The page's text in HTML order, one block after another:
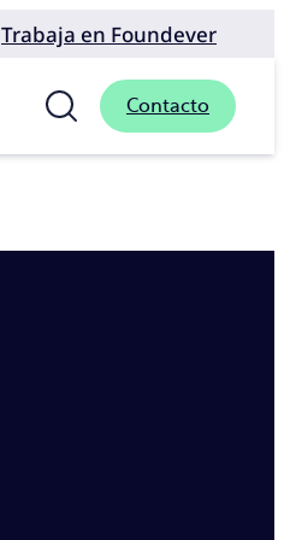
Trabaja en Foundever
Contacto